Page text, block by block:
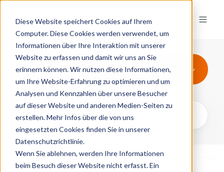
Diese Website speichert Cookies auf Ihrem
Computer. Diese Cookies werden verwendet, um
Informationen über Ihre Interaktion mit unserer
Website zu erfassen und damit wir uns an Sie
erinnern können. Wir nutzen diese Informationen,
um Ihre Website-Erfahrung zu optimieren und um
Analysen und Kennzahlen über unsere Besucher
auf dieser Website und anderen Medien-Seiten zu
erstellen. Mehr Infos über die von uns
eingesetzten Cookies finden Sie in unserer
Datenschutzrichtlinie.
Wenn Sie ablehnen, werden Ihre Informationen
beim Besuch dieser Website nicht erfasst. Ein
SAP